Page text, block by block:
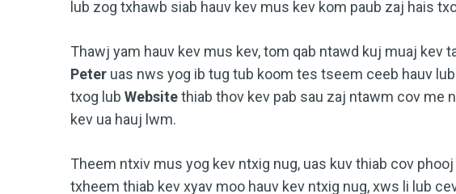
lub zog txhawb siab hauv kev mus kev kom paub zaj hais
Thawj yam hauv kev mus kev, tom qab ntawd kuj muaj kev
Peter uas nws yog ib tug tub koom tes tseem ceeb hauv lub
txog lub Websitethiab thov kev pab sau zaj ntawm cov me
kev ua hauj lwm.
Theem ntxiv mus yog kev ntxig nug, uas kuv thiab cov
txheem thiab kev xyav moo hauv kev ntxig nug, xws li lub